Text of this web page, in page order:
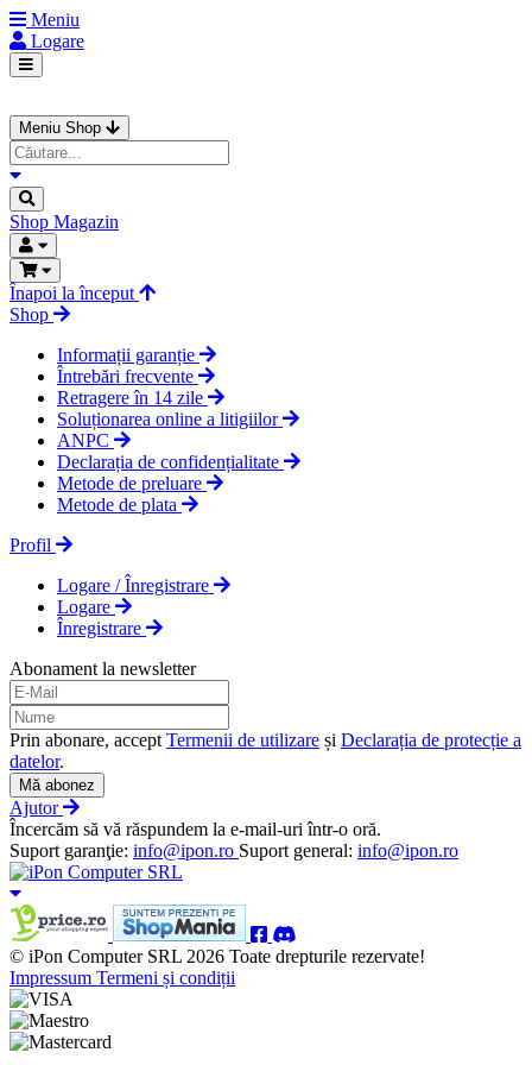
Meniu
Logare
Meniu Shop
Shop Magazin
Înapoi la început
Shop
Informații garanție
Întrebări frecvente
Retragere în 14 zile
Soluționarea online a litigiilor
ANPC
Declarația de confidențialitate
Metode de preluare
Metode de plata
Profil
Logare / Înregistrare
Logare
Înregistrare
Abonament la newsletter
Prin abonare, accept Termenii de utilizare și Declarația de protecție a
datelor.
Mă abonez
Ajutor
Încercăm să vă răspundem la e-mail-uri într-o oră.
Suport garanţie: info@ipon.ro Suport general: info@ipon.ro
© iPon Computer SRL 2026 Toate drepturile rezervate!
Impressum Termeni și condiții